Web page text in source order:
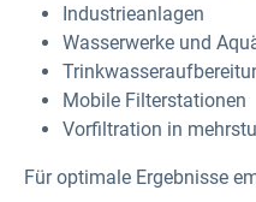
Industrieanlagen
Wasserwerke und
Mobile Filterstationen
Vorfiltration in
Für optimale Ergebnisse